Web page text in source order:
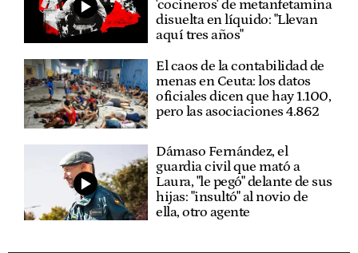
'cocineros' de metanfetamina
disuelta en líquido: "Llevan
aquí tres años"
El caos de la contabilidad de
menas en Ceuta: los datos
oficiales dicen que hay 1.100,
pero las asociaciones 4.862
Dámaso Fernández, el
guardia civil que mató a
Laura, "le pegó" delante de sus
hijas: "insultó" al novio de
ella, otro agente